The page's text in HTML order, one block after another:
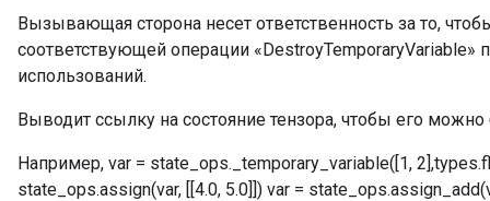
Вызывающая сторона несет ответственность за то,
соответствующей операции «DestroyTemporaryVariable»
использований.
Выводит ссылку на состояние тензора, чтобы его
Например, var = state_ops._temporary_variable([1,
state_ops.assign(var, [[4.0, 5.0]]) var =